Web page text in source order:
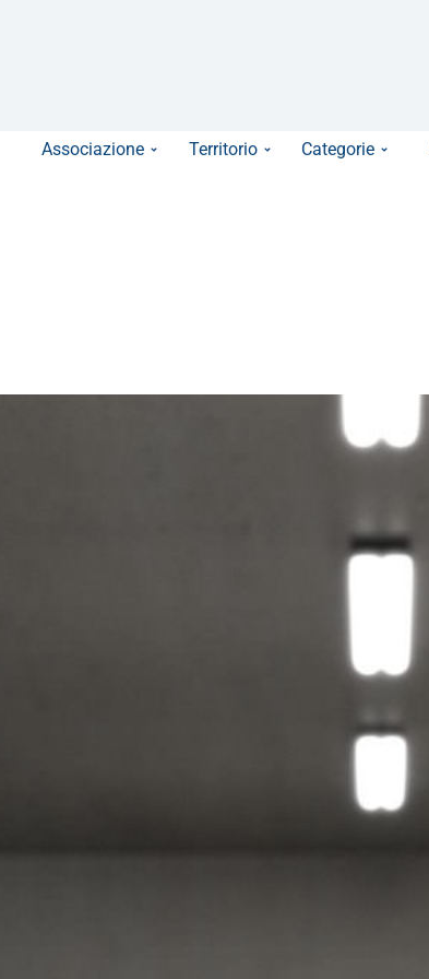
Associazione Territorio Categorie